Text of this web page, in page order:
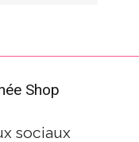
Shop
sociaux